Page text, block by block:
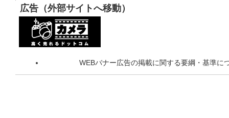
広告（外部サイトへ移動）
WEBバナー広告の掲載に関する要綱・基準に